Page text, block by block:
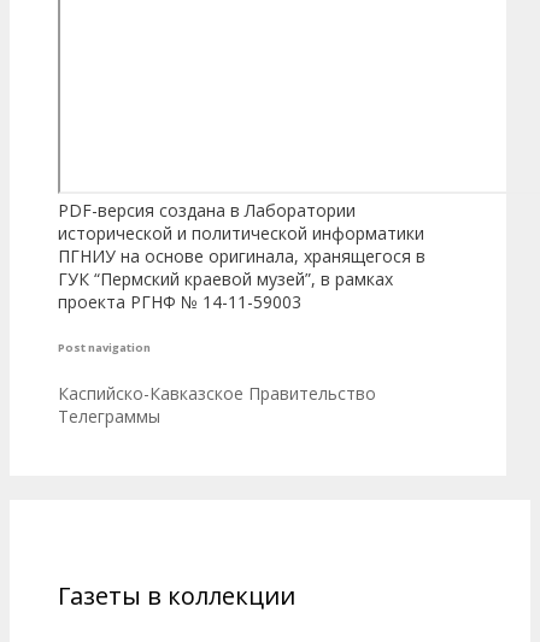
PDF-версия создана в Лаборатории
исторической и политической информатики
ПГНИУ на основе оригинала, хранящегося в
ГУК “Пермский краевой музей”, в рамках
проекта РГНФ № 14-11-59003
Post navigation
Каспийско-Кавказское Правительство
Телеграммы
Газеты в коллекции